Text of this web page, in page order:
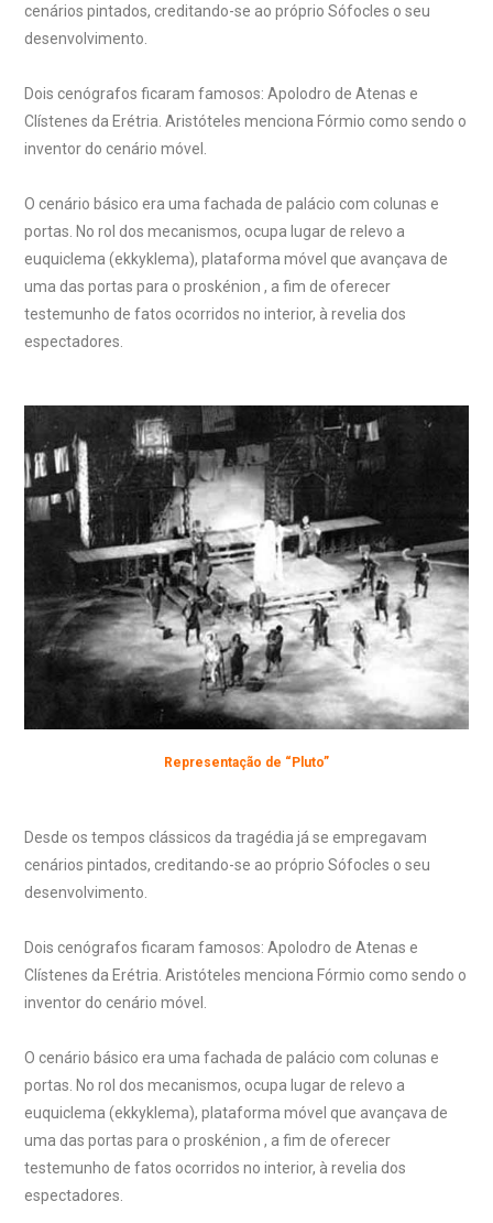
cenários pintados, creditando-se ao próprio Sófocles o seu
desenvolvimento.
Dois cenógrafos ficaram famosos: Apolodro de Atenas e
Clístenes da Erétria. Aristóteles menciona Fórmio como sendo o
inventor do cenário móvel.
O cenário básico era uma fachada de palácio com colunas e
portas. No rol dos mecanismos, ocupa lugar de relevo a
euquiclema (ekkyklema), plataforma móvel que avançava de
uma das portas para o proskénion , a fim de oferecer
testemunho de fatos ocorridos no interior, à revelia dos
espectadores.
Representação de “Pluto”
Desde os tempos clássicos da tragédia já se empregavam
cenários pintados, creditando-se ao próprio Sófocles o seu
desenvolvimento.
Dois cenógrafos ficaram famosos: Apolodro de Atenas e
Clístenes da Erétria. Aristóteles menciona Fórmio como sendo o
inventor do cenário móvel.
O cenário básico era uma fachada de palácio com colunas e
portas. No rol dos mecanismos, ocupa lugar de relevo a
euquiclema (ekkyklema), plataforma móvel que avançava de
uma das portas para o proskénion , a fim de oferecer
testemunho de fatos ocorridos no interior, à revelia dos
espectadores.